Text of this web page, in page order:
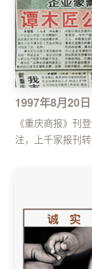
1997年8月20日
《重庆商报》刊
注，上千家报刊